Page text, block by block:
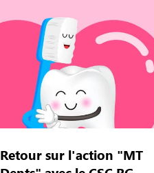
Retour sur l'action "MT